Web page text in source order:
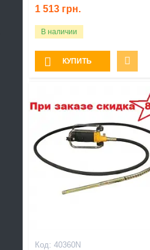
1 513 грн.
В наличии
КУПИТЬ
40360N